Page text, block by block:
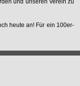
und unseren Verein zu
heute an! Für ein 100er-